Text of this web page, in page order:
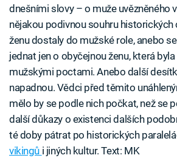
dnešními slovy – o muže uvězněného
nějakou podivnou souhru
ženu dostaly do mužské role, anebo
jednat jen o obyčejnou ženu, která
mužskými poctami. Anebo další
napadnou. Vědci před těmito
mělo by se podle nich počkat, než se
další důkazy o existenci dalších
té doby pátrat po historických
vikingů i jiných kultur. Text: MK